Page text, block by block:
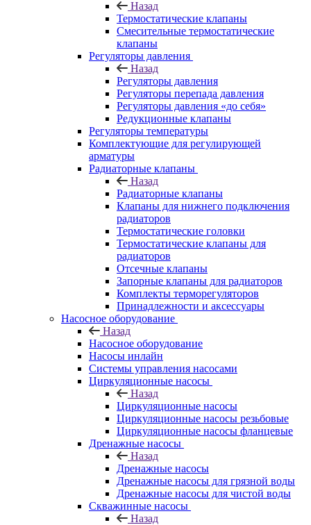
Назад
Термостатические клапаны
Смесительные термостатические
клапаны
Регуляторы давления
Назад
Регуляторы давления
Регуляторы перепада давления
Регуляторы давления «до себя»
Редукционные клапаны
Регуляторы температуры
Комплектующие для регулирующей
арматуры
Радиаторные клапаны
Назад
Радиаторные клапаны
Клапаны для нижнего подключения
радиаторов
Термостатические головки
Термостатические клапаны для
радиаторов
Отсечные клапаны
Запорные клапаны для радиаторов
Комплекты терморегуляторов
Принадлежности и аксессуары
Насосное оборудование
Назад
Насосное оборудование
Насосы инлайн
Системы управления насосами
Циркуляционные насосы
Назад
Циркуляционные насосы
Циркуляционные насосы резьбовые
Циркуляционные насосы фланцевые
Дренажные насосы
Назад
Дренажные насосы
Дренажные насосы для грязной воды
Дренажные насосы для чистой воды
Скважинные насосы
Назад